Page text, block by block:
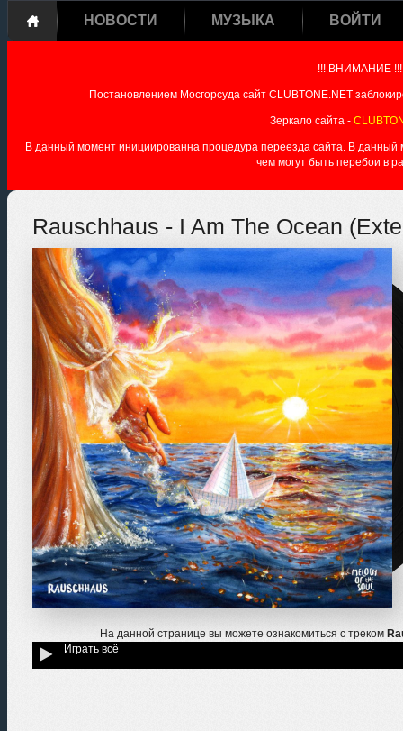
НОВОСТИ МУЗЫКА ВОЙТИ
!!! ВНИМАНИЕ !!!
Постановлением Мосгорсуда сайт CLUBTONE.NET
Зеркало сайта -
В данный момент инициированна процедура переезда сайта. В данный
чем могут быть перебои в
Rauschhaus - I Am The Ocean
На данной странице вы можете ознакомиться с треком
Играть всё